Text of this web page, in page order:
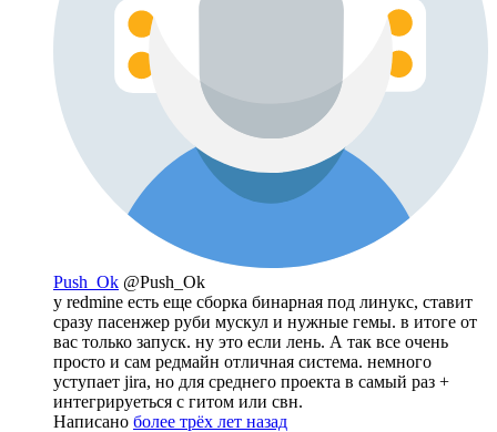
Push_Ok @Push_Ok
у redmine есть еще сборка бинарная под линукс, ставит
сразу пасенжер руби мускул и нужные гемы. в итоге от
вас только запуск. ну это если лень. А так все очень
просто и сам редмайн отличная система. немного
уступает jira, но для среднего проекта в самый раз +
интегрируеться с гитом или свн.
Написано более трёх лет назад